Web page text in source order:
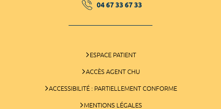
04 67 33 67 33
ESPACE PATIENT
ACCÈS AGENT CHU
ACCESSIBILITÉ : PARTIELLEMENT CONFORME
MENTIONS LÉGALES